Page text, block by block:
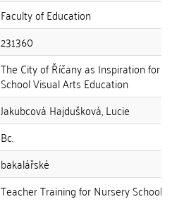
Faculty of Education
231360
The City of Říčany as Inspiration for
School Visual Arts Education
Jakubcová Hajdušková, Lucie
Bc.
bakalářské
Teacher Training for Nursery Schools